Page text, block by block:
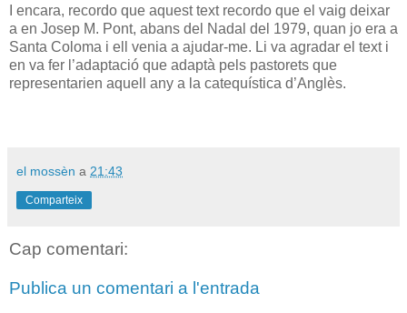
I encara, recordo que aquest text recordo que el vaig deixar
a en Josep M. Pont, abans del Nadal del 1979, quan jo era a
Santa Coloma i ell venia a ajudar-me. Li va agradar el text i
en va fer l’adaptació que adaptà pels pastorets que
representarien aquell any a la catequística d’Anglès.
el mossèn a 21:43
Comparteix
Cap comentari:
Publica un comentari a l'entrada